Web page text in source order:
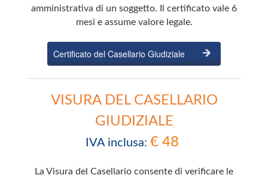
amministrativa di un soggetto. Il certificato vale 6
mesi e assume valore legale.
Certificato del Casellario Giudiziale
VISURA DEL CASELLARIO
GIUDIZIALE
IVA inclusa: € 48
La Visura del Casellario consente di verificare le